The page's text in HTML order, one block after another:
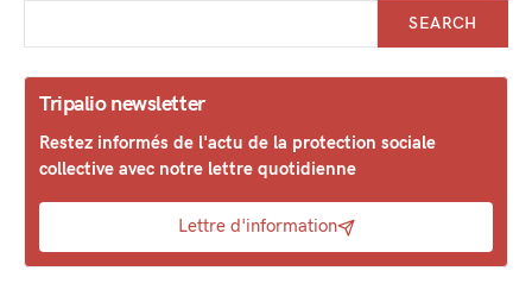
SEARCH
Tripalio newsletter
Restez informés de l'actu de la protection sociale
collective avec notre lettre quotidienne
Lettre d'information